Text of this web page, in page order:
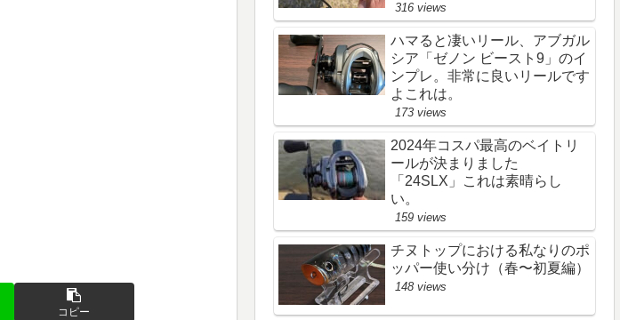
コピー
316 views
ハマると凄いリール、アブガル
シア「ゼノン ビースト9」のイ
ンプレ。非常に良いリールです
よこれは。
173 views
2024年コスパ最高のベイトリ
ールが決まりました
「24SLX」これは素晴らし
い。
159 views
チヌトップにおける私なりのポ
ッパー使い分け（春〜初夏編）
148 views